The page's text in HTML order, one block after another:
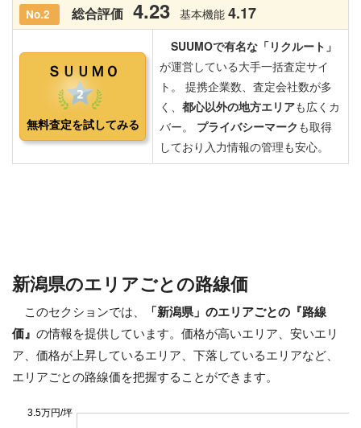
新潟県のエリアごとの路線価
このセクションでは、
「新潟県」のエリアごとの『路線
価』 の情報を提供しています。価格が高いエリア、安いエリ
ア、価格が上昇しているエリア、下落しているエリアなど、
エリアごとの路線価を把握することができます。
3.5万円/坪